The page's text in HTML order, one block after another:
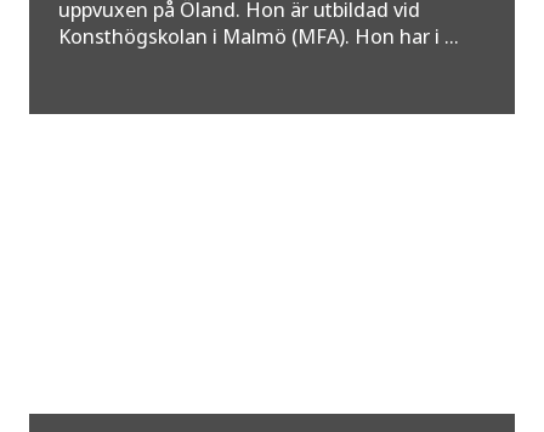
uppvuxen på Öland. Hon är utbildad vid
Konsthögskolan i Malmö (MFA). Hon har i ...